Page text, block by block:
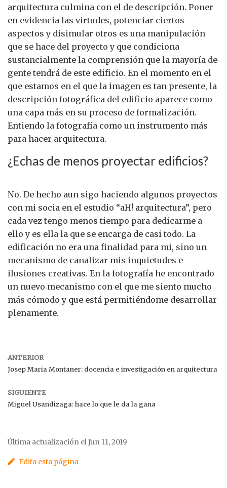
arquitectura culmina con el de descripción. Poner
en evidencia las virtudes, potenciar ciertos
aspectos y disimular otros es una manipulación
que se hace del proyecto y que condiciona
sustancialmente la comprensión que la mayoría de
gente tendrá de este edificio. En el momento en el
que estamos en el que la imagen es tan presente, la
descripción fotográfica del edificio aparece como
una capa más en su proceso de formalización.
Entiendo la fotografía como un instrumento más
para hacer arquitectura.
¿Echas de menos proyectar edificios?
No. De hecho aun sigo haciendo algunos proyectos
con mi socia en el estudio “aH! arquitectura”, pero
cada vez tengo menos tiempo para dedicarme a
ello y es ella la que se encarga de casi todo. La
edificación no era una finalidad para mi, sino un
mecanismo de canalizar mis inquietudes e
ilusiones creativas. En la fotografía he encontrado
un nuevo mecanismo con el que me siento mucho
más cómodo y que está permitiéndome desarrollar
plenamente.
ANTERIOR
Josep Maria Montaner: docencia e investigación en arquitectura
SIGUIENTE
Miguel Usandizaga: hace lo que le da la gana
Última actualización el Jun 11, 2019
Edita esta página